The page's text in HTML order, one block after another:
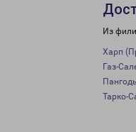
Из
Харп
Газ-
Тарко-